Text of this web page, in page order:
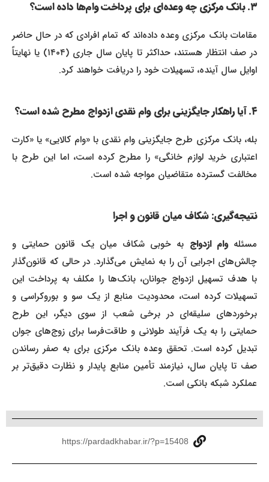
مقامات بانک مرکزی وعده داده‌اند که تمام افرادی که در حال حاضر
در صف انتظار هستند، حداکثر تا پایان سال جاری (۱۴۰۴) یا نهایتاً
اوایل سال آینده، تسهیلات خود را دریافت خواهند کرد.
بله، بانک مرکزی طرح جایگزینی وام نقدی با «وام کالایی» یا «کارت
اعتباری خرید لوازم خانگی» را مطرح کرده است، اما این طرح با
مخالفت گسترده متقاضیان مواجه شده است.
نتیجه‌گیری: شکاف میان قانون و اجرا
مسئلهوام ازدواجبه خوبی شکاف میان یک قانون حمایتی و
چالش‌های اجرایی آن را به نمایش می‌گذارد. در حالی که قانون‌گذار
با هدف تسهیل ازدواج جوانان، بانک‌ها را مکلف به پرداخت این
تسهیلات کرده است، محدودیت منابع از یک سو و بوروکراسی و
برخوردهای سلیقه‌ای در برخی شعب از سوی دیگر، این طرح
حمایتی را به یک فرآیند طولانی و طاقت‌فرسا برای زوج‌های جوان
تبدیل کرده است. تحقق وعده بانک مرکزی برای به صفر رساندن
صف تا پایان سال، نیازمند تأمین منابع پایدار و نظارت دقیق‌تر بر
عملکرد شبکه بانکی است.
https://pardadkhabar.ir/?p=15408